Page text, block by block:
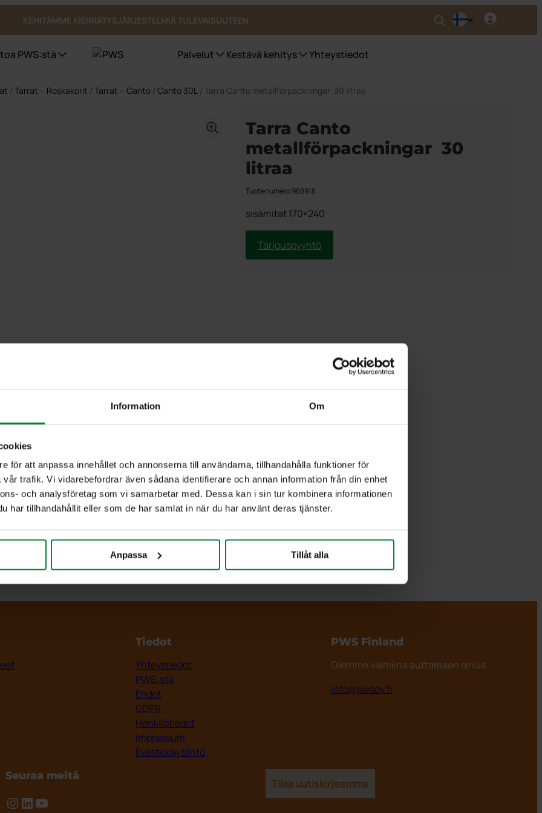
Information Om
för att anpassa innehållet och annonserna till användarna, tillhandahålla funktioner för
trafik. Vi vidarebefordrar även sådana identifierare och annan information från din enhet
och analysföretag som vi samarbetar med. Dessa kan i sin tur kombinera informationen
har tillhandahållit eller som de har samlat in när du har använt deras tjänster.
Anpassa Tillåt alla
KEHITÄMME KIERRÄTYSJÄRJESTELMIÄ TULEVAISUUTEEN
PWS:stä Palvelut Kestävä kehitys Yhteystiedot
/ Tarrat – Roskakorit / Tarrat – Canto / Canto 30L / Tarra Canto metallförpackningar 30 litraa
Tarra Canto
metallförpackningar 30
litraa
Tuotenumero 968918
sisämitat 170×240
Tarjouspyyntö
Tiedot
Yhteystiedot
PWS:stä
Ehdot
GDPR
Henkilötiedot
Impressum
Evästekäytäntö
PWS Finland
Olemme valmiina auttamaan sinua
info@pwsoy.fi
Seuraa meitä
Instagram
LinkedIn
YouTube
Tilaa uutiskirjeemme